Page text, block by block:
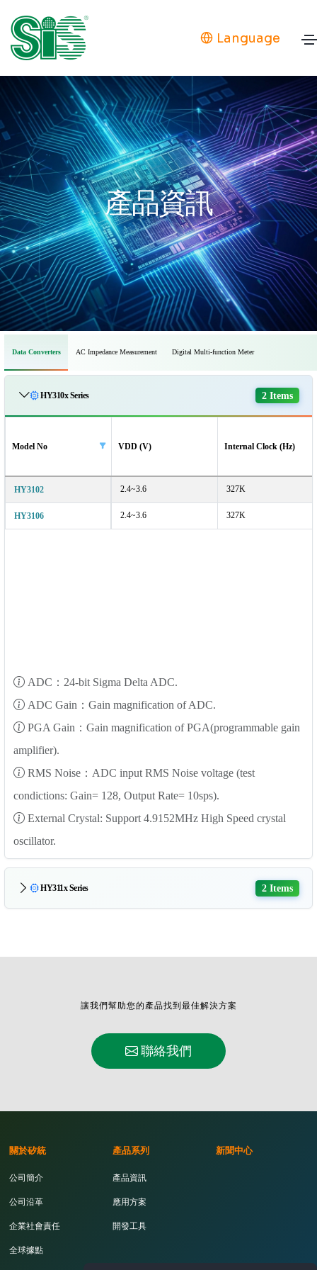
Language
產品資訊
Data Converters AC Impedance Measurement Digital Multi-function Meter
HY310x Series 2 Items
Model No VDD (V) Internal Clock (Hz)
HY3102 2.4~3.6 327K
HY3106 2.4~3.6 327K
ADC：24-bit Sigma Delta ADC.
ADC Gain：Gain magnification of ADC.
PGA Gain：Gain magnification of PGA(programmable gain
amplifier).
RMS Noise：ADC input RMS Noise voltage (test
condictions: Gain= 128, Output Rate= 10sps).
External Crystal: Support 4.9152MHz High Speed crystal
oscillator.
HY311x Series 2 Items
讓我們幫助您的產品找到最佳解決方案
聯絡我們
關於矽統
公司簡介
公司沿革
企業社會責任
全球據點
產品系列
產品資訊
應用方案
開發工具
新聞中心